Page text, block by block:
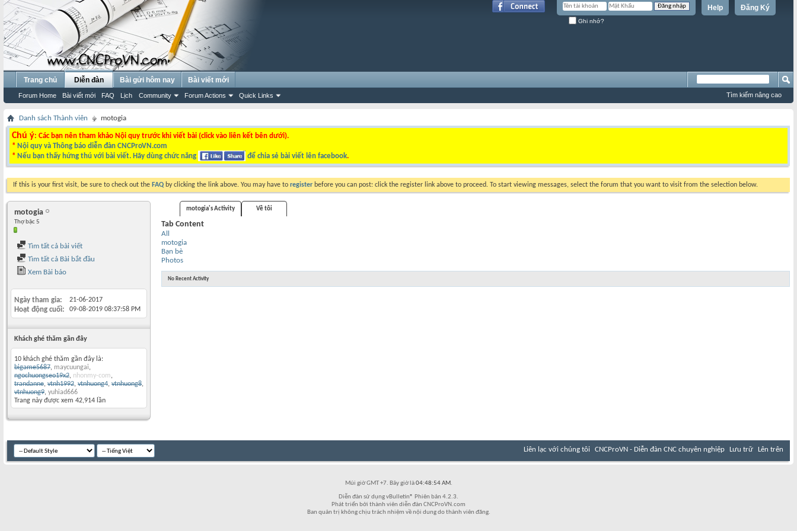
Đăng Ký
Help
Ghi nhớ?
Trang chủ Diễn đàn
Forum Home Bài viết mới FAQ Lịch Community Forum Actions Quick Links
Bài gửi hôm nay Bài viết mới
Tìm kiếm nâng cao
Danh sách Thành viên motogia
Chú ý: Các bạn nên tham khảo Nội quy trước khi viết bài (click vào liên kết bên dưới).
* Nội quy và Thông báo diễn đàn CNCProVN.com
* Nếu bạn thấy hứng thú với bài viết. Hãy dùng chức năng để chia sẻ bài viết lên facebook.
If this is your first visit, be sure to check out the FAQ by clicking the link above. You may have to register before you can post: click the register link above to proceed. To start viewing messages, select the forum that you want to visit from the selection below.
motogia
Thợ bậc 5
Tìm tất cả bài viết
Tìm tất cả Bài bắt đầu
Xem Bài báo
Ngày tham gia 21-06-2017
Hoạt động cuối 09-08-2019 08:37:58 PM
Khách ghé thăm gần đây
10 khách ghé thăm gần đây là:
bigame5687, maycuungai,
ngochuongseo19x2, nhonmy-com,
trandanne, vtnh1992, vtnhuong4, vtnhuong8,
vtnhuong9, yuhiad666
Trang này được xem 42,914 lần
motogia's Activity Về tôi
Tab Content
All
motogia
Bạn bè
Photos
No Recent Activity
Liên lạc với chúng tôi CNCProVN - Diễn đàn CNC chuyên nghiệp Lưu trữ Lên trên
Múi giờ GMT +7. Bây giờ là04:48:54 AM.
Diễn đàn sử dụng vBulletin® Phiên bản 4.2.3.
Phát triển bởi thành viên diễn đàn CNCProVN.com
Ban quản trị không chịu trách nhiệm về nội dung do thành viên đăng.